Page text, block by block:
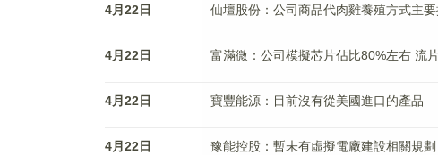
4月22日 仙壇股份：公司商品代肉雞養殖方式主
4月22日 富滿微：公司模擬芯片佔比80%左右 流
4月22日 寶豐能源：目前沒有從美國進口的產品
4月22日 豫能控股：暫未有虛擬電廠建設相關規劃